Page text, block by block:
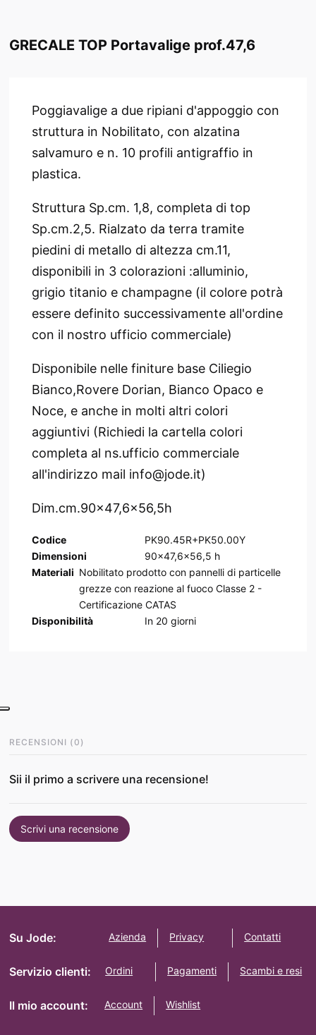
GRECALE TOP Portavalige prof.47,6
Poggiavalige a due ripiani d'appoggio con
struttura in Nobilitato, con alzatina
salvamuro e n. 10 profili antigraffio in
plastica.
Struttura Sp.cm. 1,8, completa di top
Sp.cm.2,5. Rialzato da terra tramite
piedini di metallo di altezza cm.11,
disponibili in 3 colorazioni :alluminio,
grigio titanio e champagne (il colore potrà
essere definito successivamente all'ordine
con il nostro ufficio commerciale)
Disponibile nelle finiture base Ciliegio
Bianco,Rovere Dorian, Bianco Opaco e
Noce, e anche in molti altri colori
aggiuntivi (Richiedi la cartella colori
completa al ns.ufficio commerciale
all'indirizzo mail info@jode.it)
Dim.cm.90x47,6x56,5h
Codice
PK90.45R+PK50.00Y
Dimensioni
90x47,6x56,5 h
Materiali Nobilitato prodotto con pannelli di particelle
grezze con reazione al fuoco Classe 2 -
Certificazione CATAS
Disponibilità
In 20 giorni
RECENSIONI (0 )
Sii il primo a scrivere una recensione!
Scrivi una recensione
Su Jode: Azienda Privacy Contatti
Servizio clienti: Ordini Pagamenti Scambi e resi
Il mio account: Account Wishlist